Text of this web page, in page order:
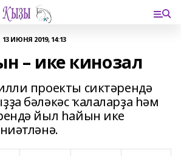
13 ИЮНЯ 2019, 14:13
– ике кинозал
проекты сиктәрендә
бәләкәс ҡалаларҙа һәм
йыл һайын ике